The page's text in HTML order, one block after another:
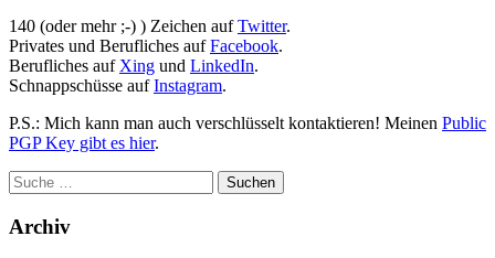
140 (oder mehr ;-) ) Zeichen aufTwitter.
Privates und Berufliches aufFacebook.
Berufliches auf Xing und LinkedIn.
Schnappschüsse aufInstagram.
P.S.: Mich kann man auch verschlüsselt kontaktieren! Meinen Public
PGP Key gibt es hier.
Archiv